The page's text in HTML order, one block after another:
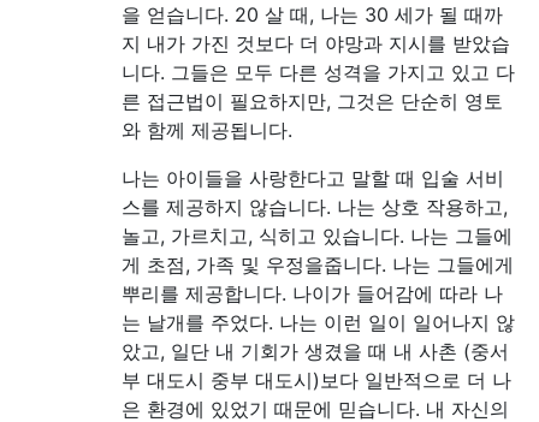
을 얻습니다. 20 살 때, 나는 30 세가 될 때까
지 내가 가진 것보다 더 야망과 지시를 받았습
니다. 그들은 모두 다른 성격을 가지고 있고 다
른 접근법이 필요하지만, 그것은 단순히 영토
와 함께 제공됩니다.
나는 아이들을 사랑한다고 말할 때 입술 서비
스를 제공하지 않습니다. 나는 상호 작용하고,
놀고, 가르치고, 식히고 있습니다. 나는 그들에
게 초점, 가족 및 우정을줍니다. 나는 그들에게
뿌리를 제공합니다. 나이가 들어감에 따라 나
는 날개를 주었다. 나는 이런 일이 일어나지 않
았고, 일단 내 기회가 생겼을 때 내 사촌 (중서
부 대도시 중부 대도시)보다 일반적으로 더 나
은 환경에 있었기 때문에 믿습니다. 내 자신의